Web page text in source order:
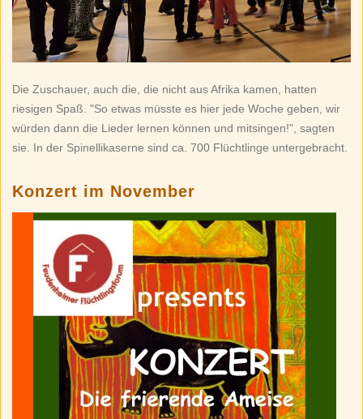
Die Zuschauer, auch die, die nicht aus Afrika kamen, hatten
riesigen Spaß. "So etwas müsste es hier jede Woche geben, wir
würden dann die Lieder lernen können und mitsingen!", sagten
sie. In der Spinellikaserne sind ca. 700 Flüchtlinge untergebracht.
Konzert im November